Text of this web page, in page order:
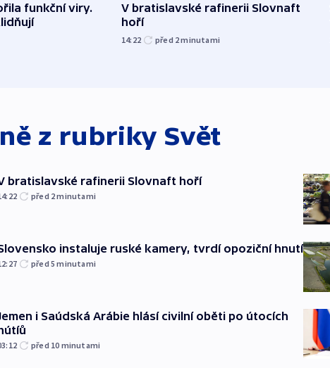
funkční viry.
V bratislavské rafinerii Slovnaft
hoří
14:22 před 2minutami
z rubriky Svět
bratislavské rafinerii Slovnaft hoří
před 2minutami
instaluje ruské kamery, tvrdí opoziční hnutí
před 5minutami
i Saúdská Arábie hlásí civilní oběti po útocích
před 10 minutami